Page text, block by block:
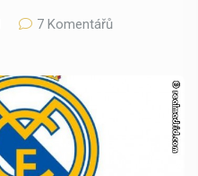
7 Komentářů